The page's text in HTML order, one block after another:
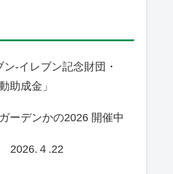
-イレブン記念財団・
助成金」
ーデンかの2026 開催中
2026.４.22